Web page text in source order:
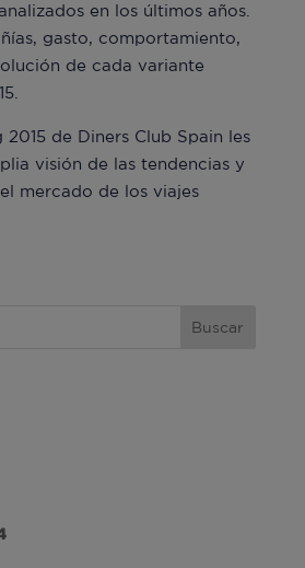
en los últimos años.
gasto, comportamiento,
de cada variante
2015 de Diners Club Spain les
visión de las tendencias y
mercado de los viajes